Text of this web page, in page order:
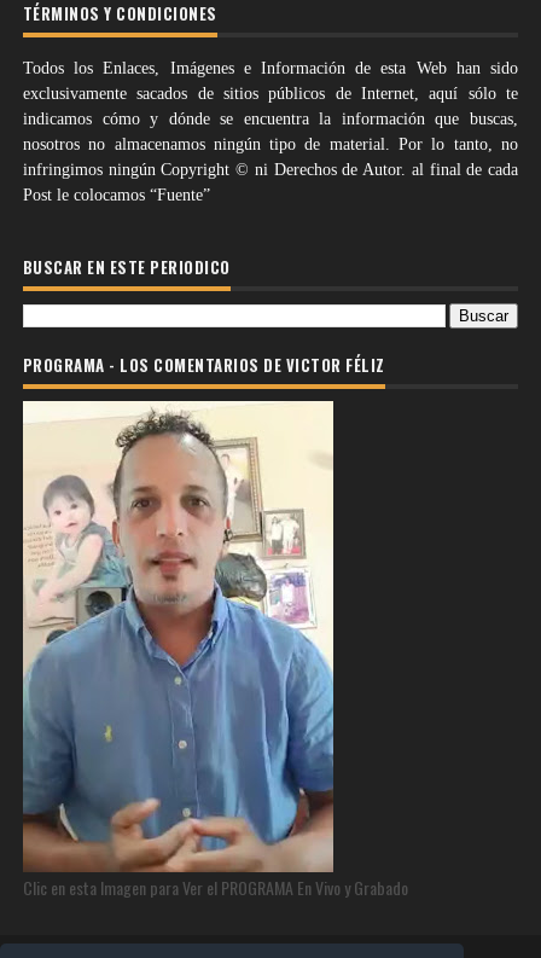
TÉRMINOS Y CONDICIONES
Todos los Enlaces, Imágenes e Información de esta Web han sido
exclusivamente sacados de sitios públicos de Internet, aquí sólo te
indicamos cómo y dónde se encuentra la información que buscas,
nosotros no almacenamos ningún tipo de material. Por lo tanto, no
infringimos ningún Copyright © ni Derechos de Autor. al final de cada
Post le colocamos “Fuente”
BUSCAR EN ESTE PERIODICO
PROGRAMA - LOS COMENTARIOS DE VICTOR FÉLIZ
Clic en esta Imagen para Ver el PROGRAMA En Vivo y Grabado